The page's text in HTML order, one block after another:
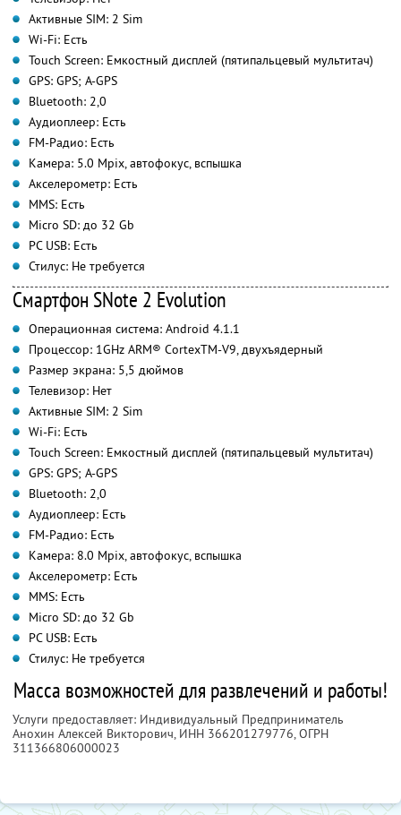
Активные SIM: 2 Sim
Wi-Fi: Есть
Touch Screen: Емкостный дисплей (пятипальцевый мультитач)
GPS: GPS; A-GPS
Bluetooth: 2,0
Аудиоплеер: Есть
FM-Радио: Есть
Камера: 5.0 Mpix, автофокус, вспышка
Акселерометр: Есть
MMS: Есть
Micro SD: до 32 Gb
PC USB: Есть
Стилус: Не требуется
Смартфон SNote 2 Evolution
Операционная система: Android 4.1.1
Процессор: 1GHz ARM® CortexTM-V9, двухъядерный
Размер экрана: 5,5 дюймов
Телевизор: Нет
Активные SIM: 2 Sim
Wi-Fi: Есть
Touch Screen: Емкостный дисплей (пятипальцевый мультитач)
GPS: GPS; A-GPS
Bluetooth: 2,0
Аудиоплеер: Есть
FM-Радио: Есть
Камера: 8.0 Mpix, автофокус, вспышка
Акселерометр: Есть
MMS: Есть
Micro SD: до 32 Gb
PC USB: Есть
Стилус: Не требуется
Масса возможностей для развлечений и работы!
Услуги предоставляет: Индивидуальный Предприниматель
Анохин Алексей Викторович, ИНН 366201279776, ОГРН
311366806000023